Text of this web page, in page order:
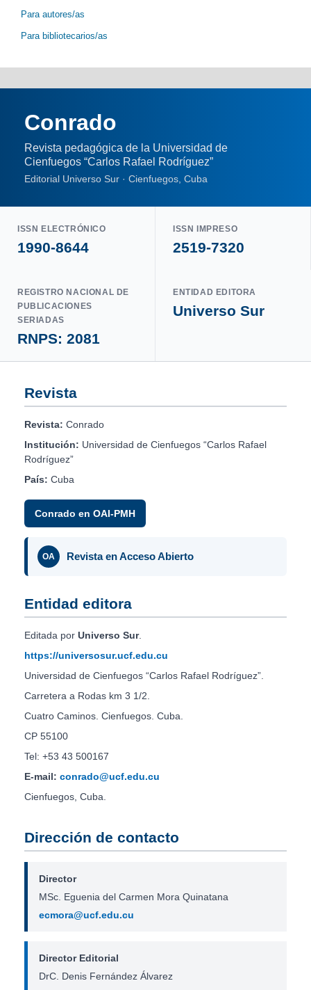
Para autores/as
Para bibliotecarios/as
Conrado
Revista pedagógica de la Universidad de
Cienfuegos “Carlos Rafael Rodríguez”
Editorial Universo Sur · Cienfuegos, Cuba
ISSN ELECTRÓNICO
1990-8644
ISSN IMPRESO
2519-7320
REGISTRO NACIONAL DE
PUBLICACIONES
SERIADAS
RNPS: 2081
ENTIDAD EDITORA
Universo Sur
Revista
Revista: Conrado
Institución: Universidad de Cienfuegos “Carlos Rafael
Rodríguez”
País: Cuba
Conrado en OAI-PMH
OA Revista en Acceso Abierto
Entidad editora
Editada por Universo Sur.
https://universosur.ucf.edu.cu
Universidad de Cienfuegos “Carlos Rafael Rodríguez”.
Carretera a Rodas km 3 1/2.
Cuatro Caminos. Cienfuegos. Cuba.
CP 55100
Tel: +53 43 500167
E-mail: conrado@ucf.edu.cu
Cienfuegos, Cuba.
Dirección de contacto
Director
MSc. Eguenia del Carmen Mora Quinatana
ecmora@ucf.edu.cu
Director Editorial
DrC. Denis Fernández Álvarez